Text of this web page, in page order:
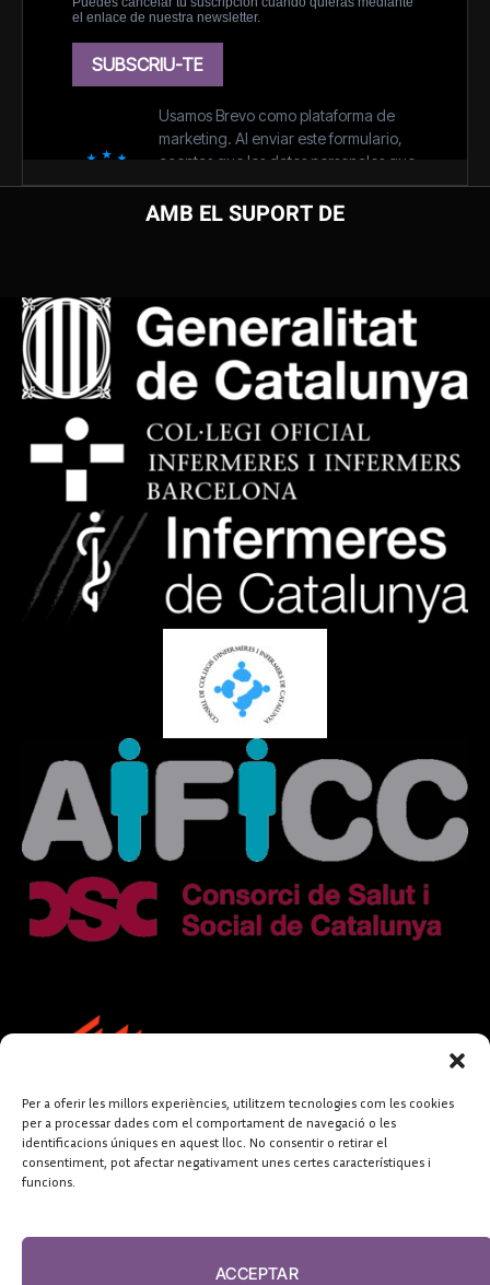
Per a oferir les millors experiències, utilitzem tecnologies com les cookies
per a processar dades com el comportament de navegació o les
identificacions úniques en aquest lloc. No consentir o retirar el
consentiment, pot afectar negativament unes certes característiques i
funcions.
ACCEPTAR
AMB EL SUPORT DE
FUNDACIÓ